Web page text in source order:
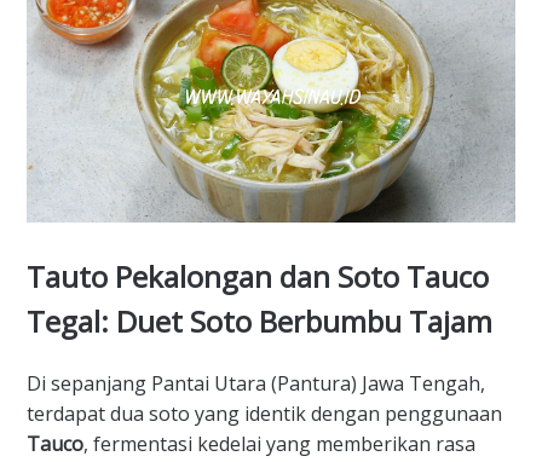
​Tauto Pekalongan dan Soto Tauco
Tegal: Duet Soto Berbumbu Tajam
​Di sepanjang Pantai Utara (Pantura) Jawa Tengah,
terdapat dua soto yang identik dengan penggunaan
Tauco, fermentasi kedelai yang memberikan rasa